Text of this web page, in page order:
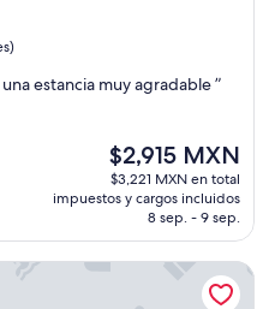
estancia muy agradable ”
El
precio
actual
de
$2,915 MXN
$2,915 MXN
$3,221 MXN en total
impuestos y cargos incluidos
8 sep. - 9 sep.